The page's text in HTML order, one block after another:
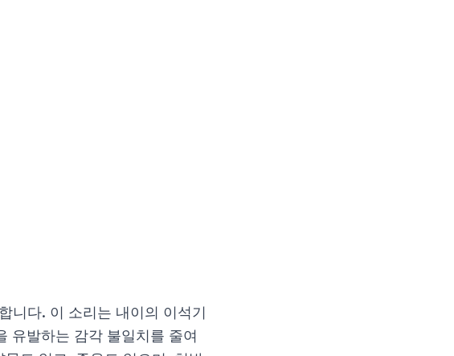
니다. 이 소리는 내이의 이석기
유발하는 감각 불일치를 줄여